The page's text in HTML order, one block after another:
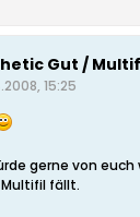
Gut /
15:25
gerne von
Multifil fällt.